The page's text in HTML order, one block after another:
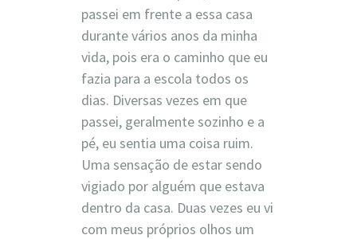
passei em frente a essa casa
durante vários anos da minha
vida, pois era o caminho que eu
fazia para a escola todos os
dias. Diversas vezes em que
passei, geralmente sozinho e a
pé, eu sentia uma coisa ruim.
Uma sensação de estar sendo
vigiado por alguém que estava
dentro da casa. Duas vezes eu vi
com meus próprios olhos um